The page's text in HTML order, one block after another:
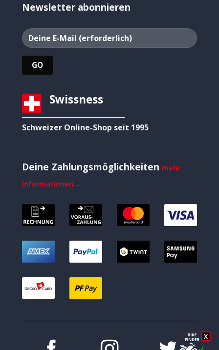
X
Newsletter abonnieren
Swissness
Schweizer Online-Shop seit 1995
Deine Zahlungsmöglichkeiten mehr
Informationen →